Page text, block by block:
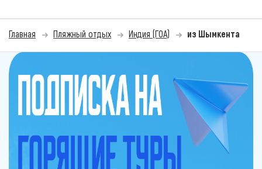
Главная Пляжный отдых Индия (ГОА) из Шымкента